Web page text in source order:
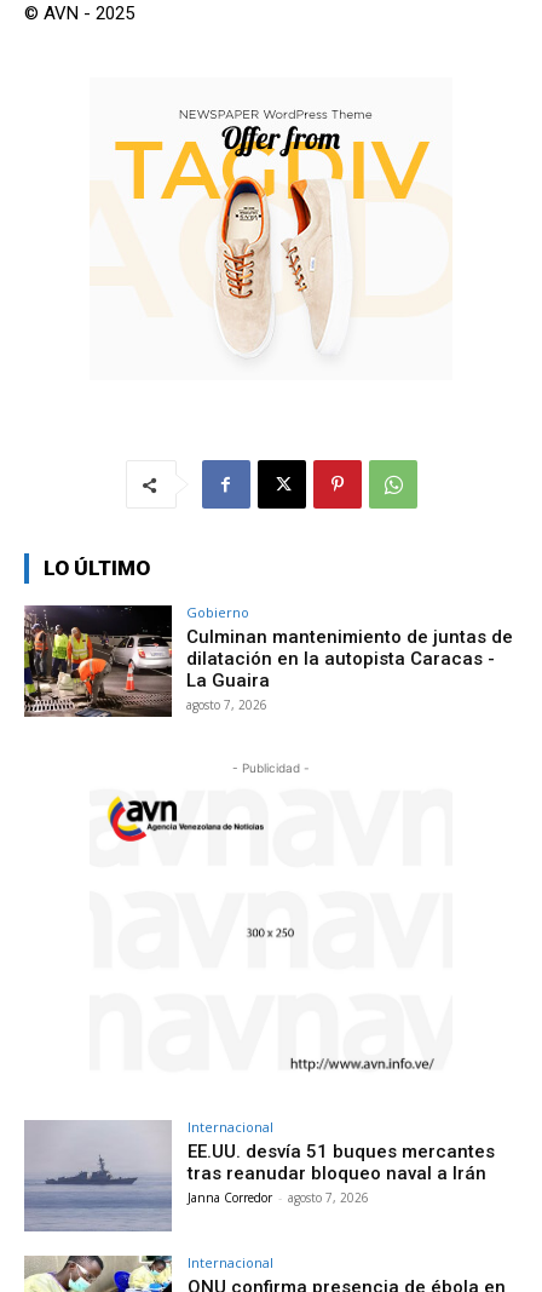
© AVN - 2025
LO ÚLTIMO
Gobierno
Culminan mantenimiento de juntas de
dilatación en la autopista Caracas -
La Guaira
agosto 7, 2026
- Publicidad -
Internacional
EE.UU. desvía 51 buques mercantes
tras reanudar bloqueo naval a Irán
Janna Corredor - agosto 7, 2026
Internacional
ONU confirma presencia de ébola en